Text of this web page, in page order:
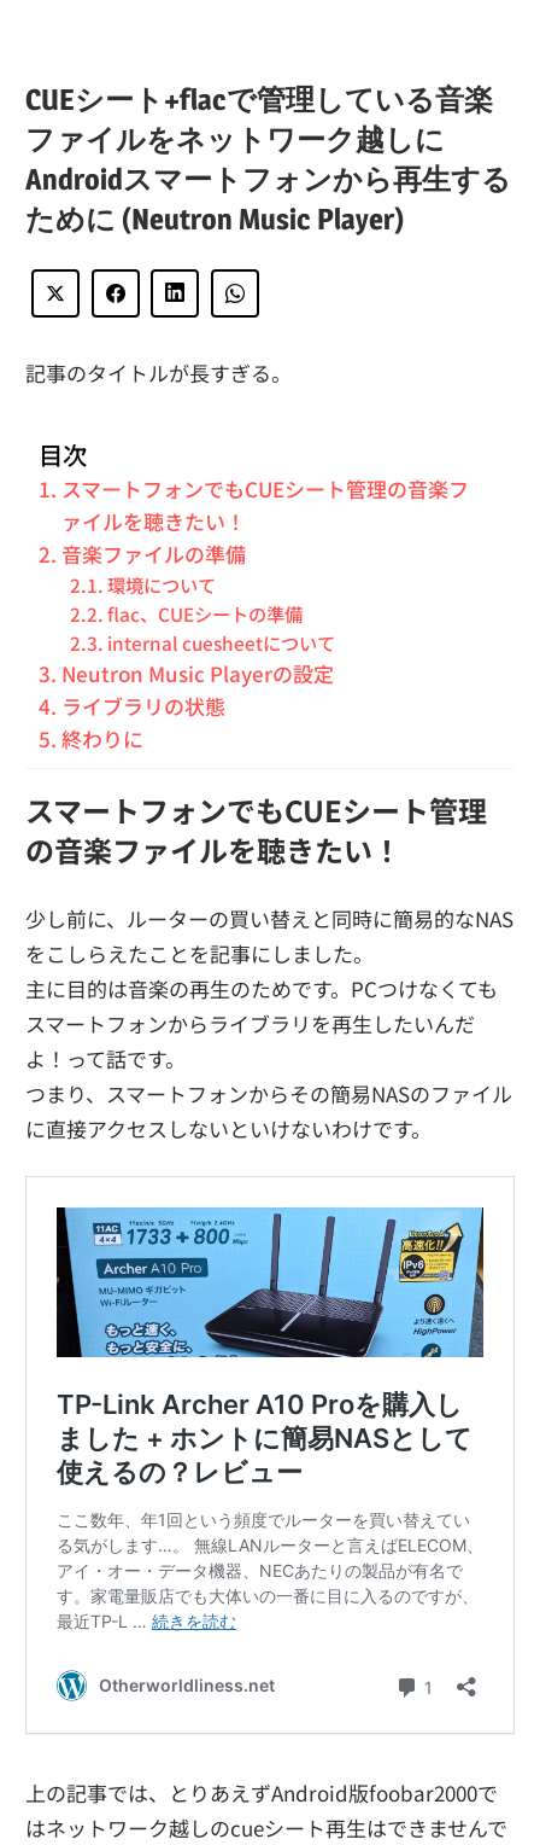
CUEシート+flacで管理している音楽
ファイルをネットワーク越しに
Androidスマートフォンから再生する
ために (Neutron Music Player)
記事のタイトルが長すぎる。
目次
スマートフォンでもCUEシート管理の音楽フ
ァイルを聴きたい！
音楽ファイルの準備
環境について
flac、CUEシートの準備
internal cuesheetについて
Neutron Music Playerの設定
ライブラリの状態
終わりに
スマートフォンでもCUEシート管理
の音楽ファイルを聴きたい！
少し前に、ルーターの買い替えと同時に簡易的なNAS
をこしらえたことを記事にしました。
主に目的は音楽の再生のためです。PCつけなくても
スマートフォンからライブラリを再生したいんだ
よ！って話です。
つまり、スマートフォンからその簡易NASのファイル
に直接アクセスしないといけないわけです。
上の記事では、とりあえずAndroid版foobar2000で
はネットワーク越しのcueシート再生はできませんで